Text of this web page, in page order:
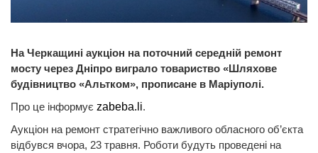
На Черкащині аукціон на поточний середній ремонт
мосту через Дніпро виграло товариство «Шляхове
будівництво «Альтком», прописане в Маріуполі.
Про це інформує zabeba.li.
Аукціон на ремонт стратегічно важливого обласного об’єкта
відбувся вчора, 23 травня. Роботи будуть проведені на